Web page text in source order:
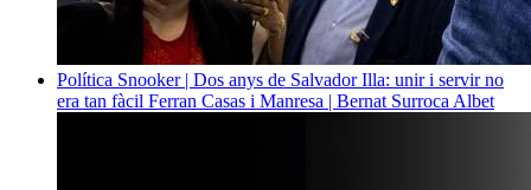
Política Snooker | Dos anys de Salvador Illa: unir i servir no
era tan fàcil Ferran Casas i Manresa | Bernat Surroca Albet